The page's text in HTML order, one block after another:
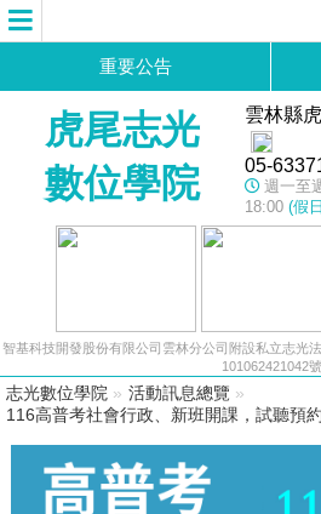
重要公告
虎尾志光
數位學院
雲林縣
05-
週一至
18:00 (假
智基科技開發股份有限公司雲林分公司附設私立志光
101062421042號
志光數位學院 » 活動訊息總覽 »
116高普考社會行政、新班開課，試聽預